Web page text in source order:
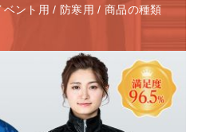
ント用 / 防寒用 / 商品の種類